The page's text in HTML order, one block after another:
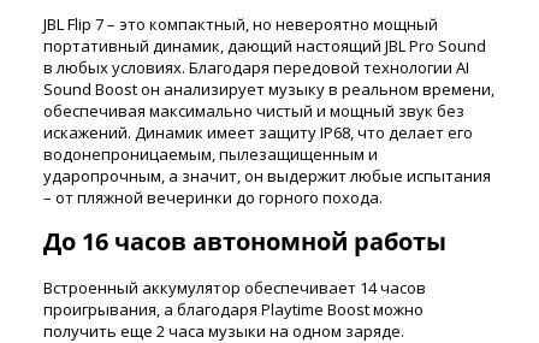
JBL Flip 7 – это компактный, но невероятно мощный
портативный динамик, дающий настоящий JBL Pro Sound
в любых условиях. Благодаря передовой технологии AI
Sound Boost он анализирует музыку в реальном времени,
обеспечивая максимально чистый и мощный звук без
искажений. Динамик имеет защиту IP68, что делает его
водонепроницаемым, пылезащищенным и
ударопрочным, а значит, он выдержит любые испытания
– от пляжной вечеринки до горного похода.
До 16 часов автономной работы
Встроенный аккумулятор обеспечивает 14 часов
проигрывания, а благодаря Playtime Boost можно
получить еще 2 часа музыки на одном заряде.